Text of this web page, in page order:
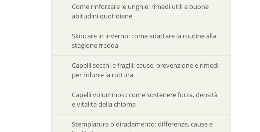
Come rinforzare le unghie: rimedi utili e buone
abitudini quotidiane
Skincare in inverno: come adattare la routine alla
stagione fredda
Capelli secchi e fragili: cause, prevenzione e rimedi
per ridurre la rottura
Capelli voluminosi: come sostenere forza, densità
e vitalità della chioma
Stempiatura o diradamento: differenze, cause e